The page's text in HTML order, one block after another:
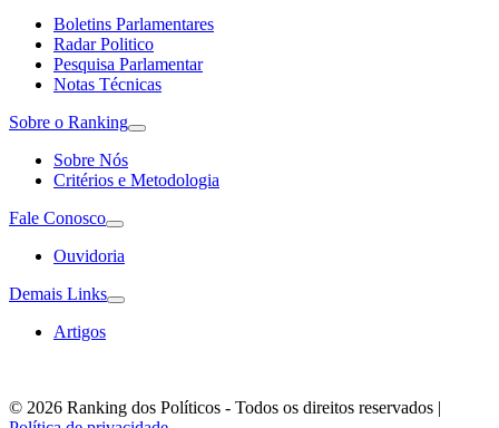
Boletins Parlamentares
Radar Politico
Pesquisa Parlamentar
Notas Técnicas
Sobre o Ranking
Sobre Nós
Critérios e Metodologia
Fale Conosco
Ouvidoria
Demais Links
Artigos
© 2026 Ranking dos Políticos - Todos os direitos reservados |